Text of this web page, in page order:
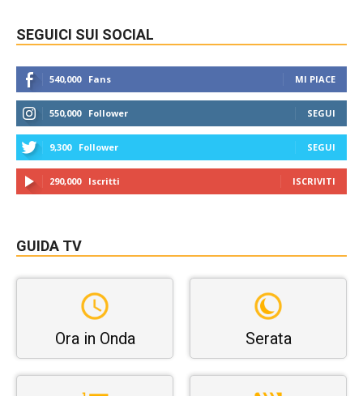
SEGUICI SUI SOCIAL
540,000 Fans MI PIACE
550,000 Follower SEGUI
9,300 Follower SEGUI
290,000 Iscritti ISCRIVITI
GUIDA TV
Ora in Onda Serata